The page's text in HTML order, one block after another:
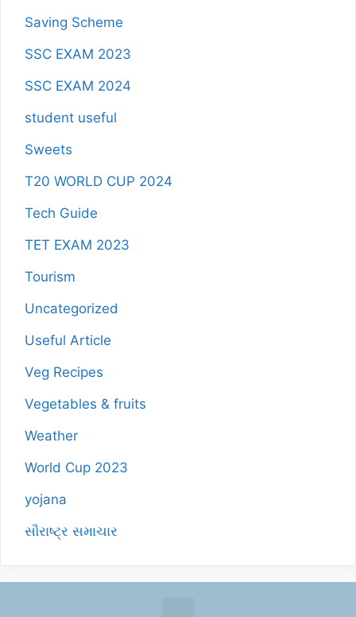
Saving Scheme
SSC EXAM 2023
SSC EXAM 2024
student useful
Sweets
T20 WORLD CUP 2024
Tech Guide
TET EXAM 2023
Tourism
Uncategorized
Useful Article
Veg Recipes
Vegetables & fruits
Weather
World Cup 2023
yojana
સૌરાષ્ટ્ર સમાચાર